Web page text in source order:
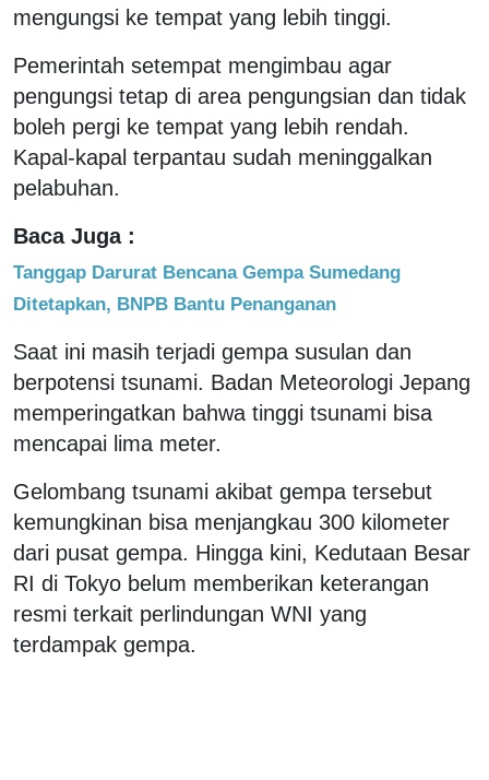
mengungsi ke tempat yang lebih tinggi.
Pemerintah setempat mengimbau agar
pengungsi tetap di area pengungsian dan tidak
boleh pergi ke tempat yang lebih rendah.
Kapal-kapal terpantau sudah meninggalkan
pelabuhan.
Baca Juga :
Tanggap Darurat Bencana Gempa Sumedang
Ditetapkan, BNPB Bantu Penanganan
Saat ini masih terjadi gempa susulan dan
berpotensi tsunami. Badan Meteorologi Jepang
memperingatkan bahwa tinggi tsunami bisa
mencapai lima meter.
Gelombang tsunami akibat gempa tersebut
kemungkinan bisa menjangkau 300 kilometer
dari pusat gempa. Hingga kini, Kedutaan Besar
RI di Tokyo belum memberikan keterangan
resmi terkait perlindungan WNI yang
terdampak gempa.